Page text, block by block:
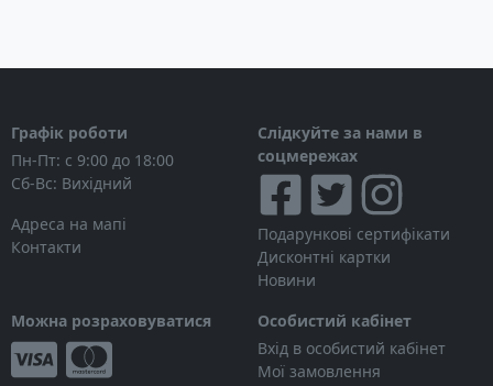
Графік роботи
Пн-Пт: с 9:00 до 18:00
Сб-Вс: Вихідний
Адреса на мапі
Контакти
Слідкуйте за нами в
соцмережах
Подарункові сертифікати
Дисконтні картки
Новини
Можна розраховуватися
Особистий кабінет
Вхід в особистий кабінет
Мої замовлення